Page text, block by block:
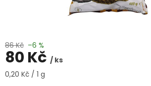
86 Kč –6 %
80 Kč / ks
Měrná
0,20 Kč / 1 g